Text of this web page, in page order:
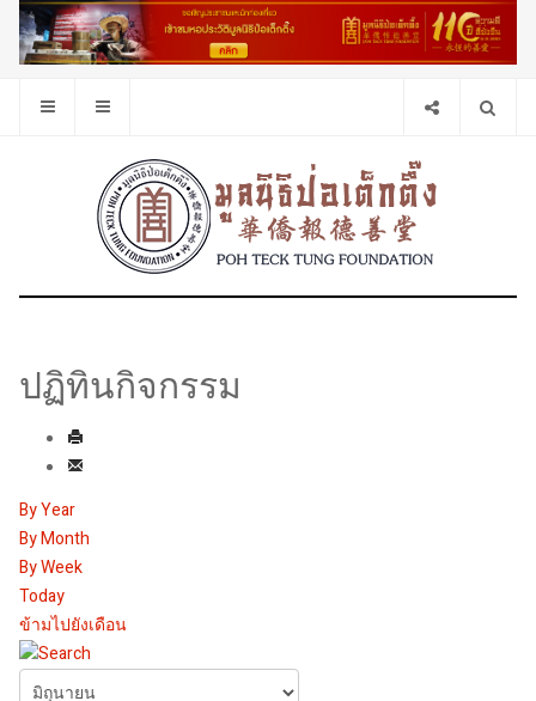
ปฏิทินกิจกรรม
By Year
By Month
By Week
Today
ข้ามไปยังเดือน